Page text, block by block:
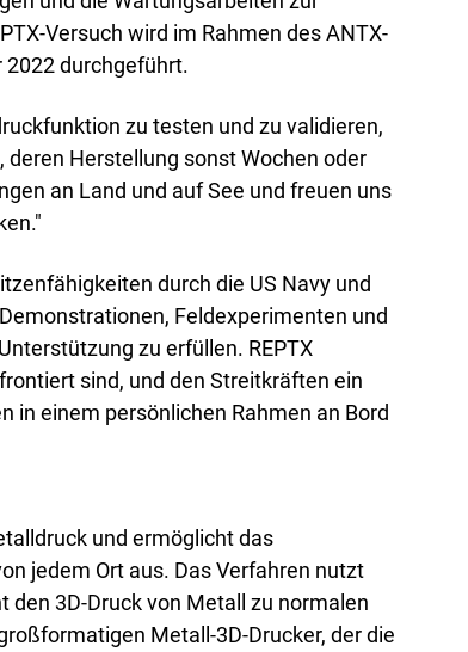
Versuch wird im Rahmen des ANTX-
2022 durchgeführt.
zu testen und zu validieren,
Herstellung sonst Wochen oder
an Land und auf See und freuen uns
durch die US Navy und
Feldexperimenten und
zu erfüllen. REPTX
sind, und den Streitkräften ein
in einem persönlichen Rahmen an Bord
und ermöglicht das
jedem Ort aus. Das Verfahren nutzt
3D-Druck von Metall zu normalen
Metall-3D-Drucker, der die